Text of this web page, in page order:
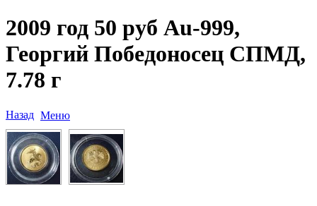
2009 год 50 руб Au-999,
Георгий Победоносец СПМД,
7.78 г
Назад Меню